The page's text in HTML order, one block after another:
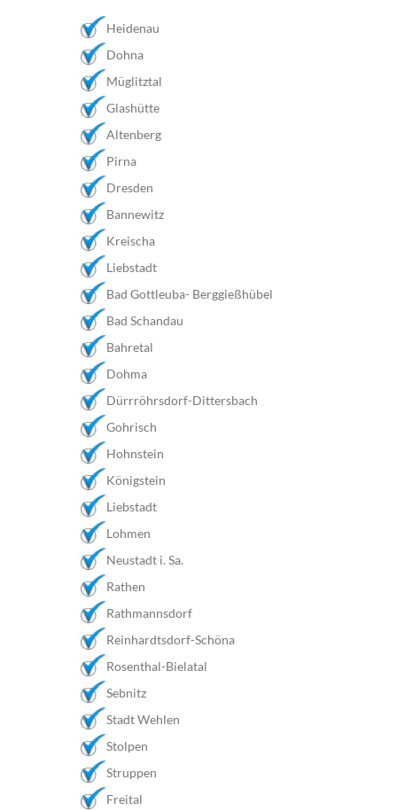
Heidenau
Dohna
Müglitztal
Glashütte
Altenberg
Pirna
Dresden
Bannewitz
Kreischa
Liebstadt
Bad Gottleuba- Berggießhübel
Bad Schandau
Bahretal
Dohma
Dürrröhrsdorf-Dittersbach
Gohrisch
Hohnstein
Königstein
Liebstadt
Lohmen
Neustadt i. Sa.
Rathen
Rathmannsdorf
Reinhardtsdorf-Schöna
Rosenthal-Bielatal
Sebnitz
Stadt Wehlen
Stolpen
Struppen
Freital